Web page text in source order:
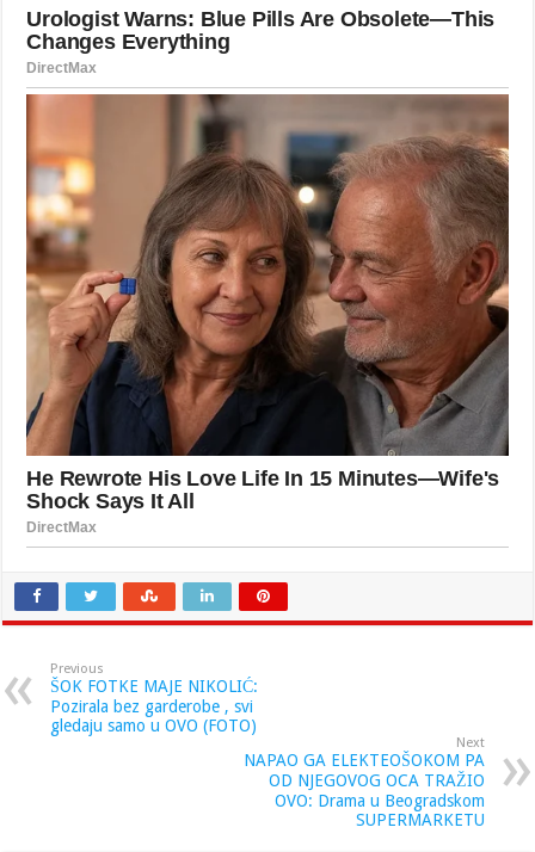
Previous
ŠOK FOTKE MAJE NIKOLIĆ:
Pozirala bez garderobe , svi
gledaju samo u OVO (FOTO)
Next
NAPAO GA ELEKTEOŠOKOM PA
OD NJEGOVOG OCA TRAŽIO
OVO: Drama u Beogradskom
SUPERMARKETU